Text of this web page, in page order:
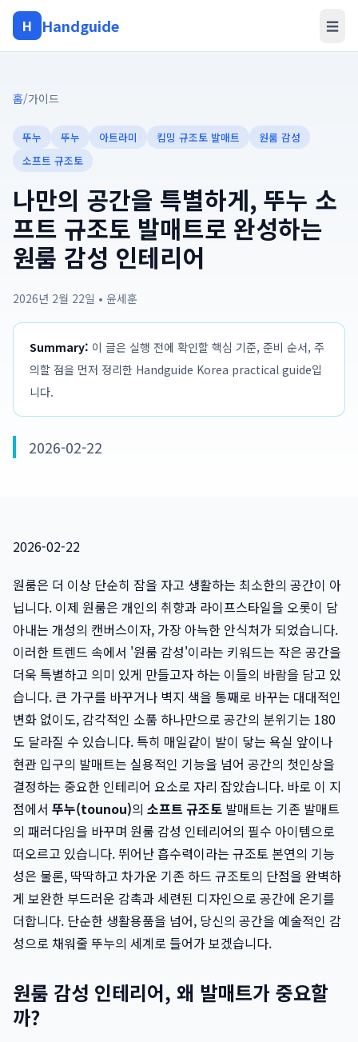
H Handguide ☰
홈/가이드
뚜누 뚜누 아트라미 킴밍 규조토 발매트
원룸 감성
소프트 규조토
나만의 공간을 특별하게, 뚜누 소
프트 규조토 발매트로 완성하는
원룸 감성 인테리어
2026년 2월 22일 • 윤세훈
Summary: 이 글은 실행 전에 확인할 핵심 기준, 준비 순서, 주
의할 점을 먼저 정리한 Handguide Korea practical guide입
니다.
2026-02-22
2026-02-22
원룸은 더 이상 단순히 잠을 자고 생활하는 최소한의 공간이 아
닙니다. 이제 원룸은 개인의 취향과 라이프스타일을 오롯이 담
아내는 개성의 캔버스이자, 가장 아늑한 안식처가 되었습니다.
이러한 트렌드 속에서 '원룸 감성'이라는 키워드는 작은 공간을
더욱 특별하고 의미 있게 만들고자 하는 이들의 바람을 담고 있
습니다. 큰 가구를 바꾸거나 벽지 색을 통째로 바꾸는 대대적인
변화 없이도, 감각적인 소품 하나만으로 공간의 분위기는 180
도 달라질 수 있습니다. 특히 매일같이 발이 닿는 욕실 앞이나
현관 입구의 발매트는 실용적인 기능을 넘어 공간의 첫인상을
결정하는 중요한 인테리어 요소로 자리 잡았습니다. 바로 이 지
점에서 뚜누(tounou)의 소프트 규조토 발매트는 기존 발매트
의 패러다임을 바꾸며 원룸 감성 인테리어의 필수 아이템으로
떠오르고 있습니다. 뛰어난 흡수력이라는 규조토 본연의 기능
성은 물론, 딱딱하고 차가운 기존 하드 규조토의 단점을 완벽하
게 보완한 부드러운 감촉과 세련된 디자인으로 공간에 온기를
더합니다. 단순한 생활용품을 넘어, 당신의 공간을 예술적인 감
성으로 채워줄 뚜누의 세계로 들어가 보겠습니다.
원룸 감성 인테리어, 왜 발매트가 중요할
까?